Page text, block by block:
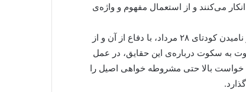
می‌کنند و از استعمال مفهوم و واژه‌ی
ـ مؤلفه هایی که تحت عنوان یک مشروطه خواهی کاذب با رستاخیز نامیدن کودتای ۲۸ مرداد، با دفاع از آن و از
به سکوت درباره‌ی این حقایق، در عمل
خواست بالا حتی مشروطه خواهی اصیل را